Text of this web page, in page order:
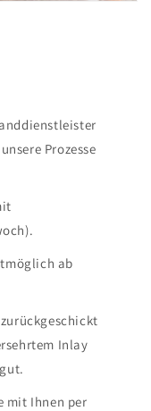
Prozesse
ab
Inlay
mit Ihnen per